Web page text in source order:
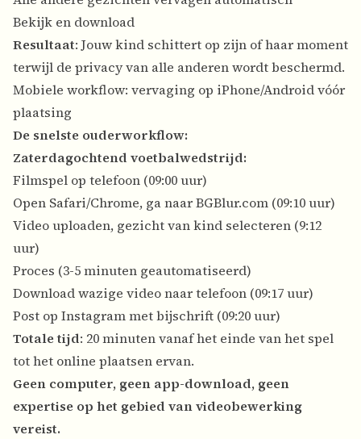
Bekijk en download
Resultaat: Jouw kind schittert op zijn of haar moment
terwijl de privacy van alle anderen wordt beschermd.
Mobiele workflow: vervaging op iPhone/Android vóór
plaatsing
De snelste ouderworkflow:
Zaterdagochtend voetbalwedstrijd:
Filmspel op telefoon (09:00 uur)
Open Safari/Chrome, ga naar BGBlur.com (09:10 uur)
Video uploaden, gezicht van kind selecteren (9:12
uur)
Proces (3-5 minuten geautomatiseerd)
Download wazige video naar telefoon (09:17 uur)
Post op Instagram met bijschrift (09:20 uur)
Totale tijd: 20 minuten vanaf het einde van het spel
tot het online plaatsen ervan.
Geen computer, geen app-download, geen
expertise op het gebied van videobewerking
vereist.